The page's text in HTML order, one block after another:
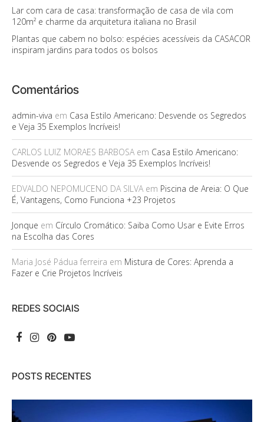
Lar com cara de casa: transformação de casa de vila com
120m² e charme da arquitetura italiana no Brasil
Plantas que cabem no bolso: espécies acessíveis da CASACOR
inspiram jardins para todos os bolsos
Comentários
admin-viva em Casa Estilo Americano: Desvende os Segredos
e Veja 35 Exemplos Incríveis!
CARLOS LUIZ MORAES BARBOSAem Casa Estilo Americano:
Desvende os Segredos e Veja 35 Exemplos Incríveis!
EDVALDO NEPOMUCENO DA SILVAem Piscina de Areia: O Que
É, Vantagens, Como Funciona +23 Projetos
Jonque em Círculo Cromático: Saiba Como Usar e Evite Erros
na Escolha das Cores
Maria José Pádua ferreira em Mistura de Cores: Aprenda a
Fazer e Crie Projetos Incríveis
REDES SOCIAIS
POSTS RECENTES